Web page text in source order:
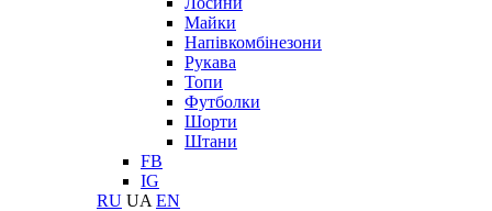
Майки
Напівкомбінезони
Рукава
Топи
Футболки
Шорти
Штани
FB
IG
RU UA EN